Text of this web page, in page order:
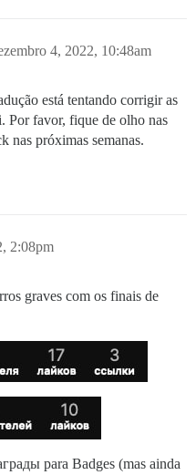
4, 2022, 10:48am
está tentando corrigir as
Por favor, fique de olho nas
nas próximas semanas.
2:08pm
graves com os finais de
para Badges (mas ainda